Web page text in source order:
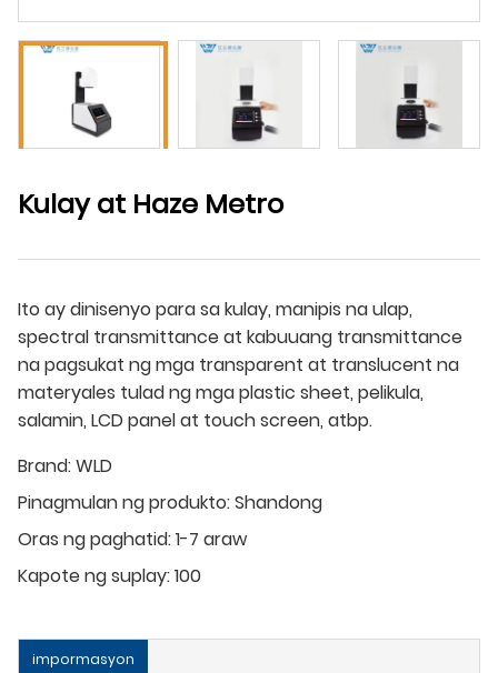
Kulay at Haze Metro
Ito ay dinisenyo para sa kulay, manipis na ulap,
spectral transmittance at kabuuang transmittance
na pagsukat ng mga transparent at translucent na
materyales tulad ng mga plastic sheet, pelikula,
salamin, LCD panel at touch screen, atbp.
Brand:WLD
Pinagmulan ng produkto:Shandong
Oras ng paghatid:1-7 araw
Kapote ng suplay:100
impormasyon